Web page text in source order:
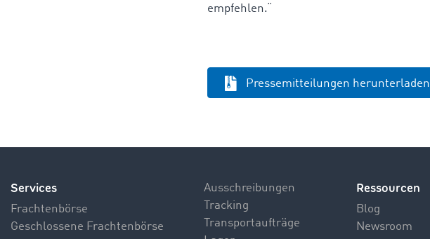
empfehlen.“
Pressemitteilungen herunterladen
Services
Frachtenbörse
Geschlossene Frachtenbörse
Ausschreibungen
Tracking
Transportaufträge
Ressourcen
Blog
Newsroom